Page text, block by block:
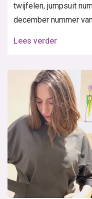
twijfelen, jumpsuit
december nummer
Lees verder